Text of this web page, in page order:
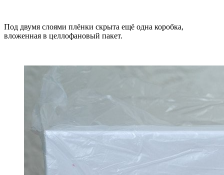
Под двумя слоями плёнки скрыта ещё одна коробка,
вложенная в целлофановый пакет.